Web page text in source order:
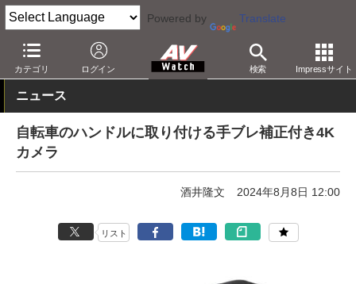
Powered by Translate
カテゴリ ログイン 検索 Impressサイト
AV Watch 製品 ビデオカメラ
ニュース
自転車のハンドルに取り付ける手ブレ補正付き4K
カメラ
酒井隆文 2024年8月8日 12:00
リスト